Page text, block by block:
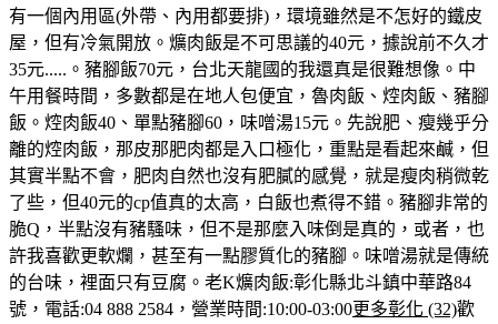
有一個內用區(外帶、內用都要排)，環境雖然是不怎好的鐵皮
屋，但有冷氣開放。 爌肉飯是不可思議的40元，據說前不久才
35元.....。豬腳飯70元，台北天龍國的我還真是很難想像。 中
午用餐時間，多數都是在地人包便宜，魯肉飯、焢肉飯、豬腳
飯。 焢肉飯40、單點豬腳60，味噌湯15元。 先說肥、瘦幾乎分
離的焢肉飯，那皮那肥肉都是入口極化，重點是看起來鹹，但
其實半點不會，肥肉自然也沒有肥膩的感覺，就是瘦肉稍微乾
了些，但40元的cp值真的太高，白飯也煮得不錯。 豬腳非常的
脆Q，半點沒有豬騷味，但不是那麼入味倒是真的，或者，也
許我喜歡更軟爛，甚至有一點膠質化的豬腳。味噌湯就是傳統
的台味，裡面只有豆腐。 老K爌肉飯:彰化縣北斗鎮中華路84
號，電話:04 888 2584，營業時間:10:00-03:00更多彰化 (32)歡